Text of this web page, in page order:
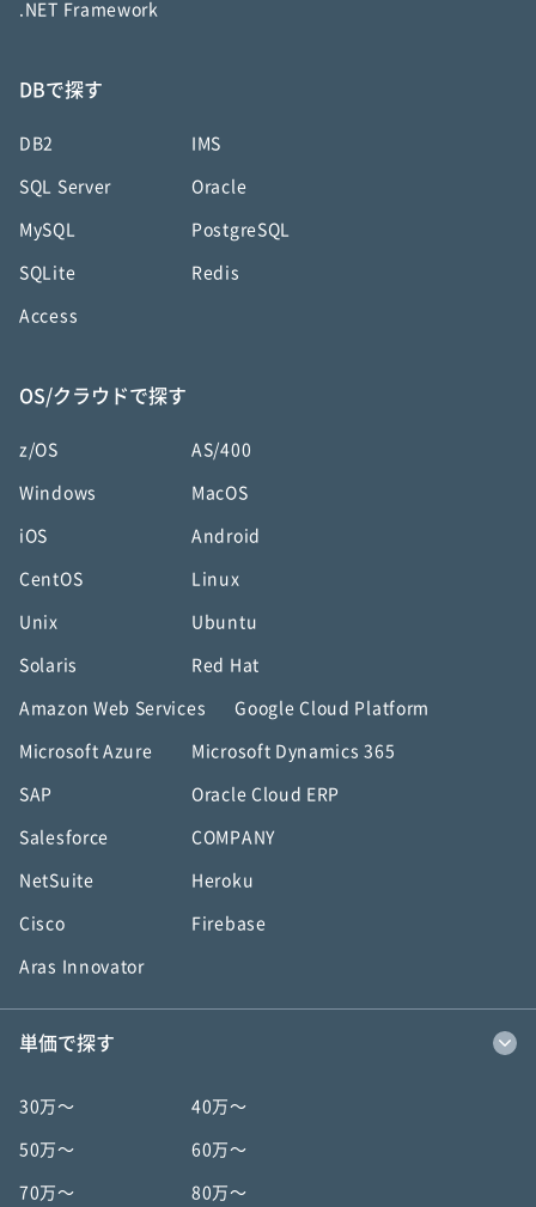
.NET Framework
DBで探す
DB2 IMS
SQL Server Oracle
MySQL PostgreSQL
SQLite Redis
Access
OS/クラウドで探す
z/OS AS/400
Windows MacOS
iOS Android
CentOS Linux
Unix Ubuntu
Solaris Red Hat
Amazon Web Services Google Cloud Platform
Microsoft Azure Microsoft Dynamics 365
SAP Oracle Cloud ERP
Salesforce COMPANY
NetSuite Heroku
Cisco Firebase
Aras Innovator
単価で探す
30万〜 40万〜
50万〜 60万〜
70万〜 80万〜